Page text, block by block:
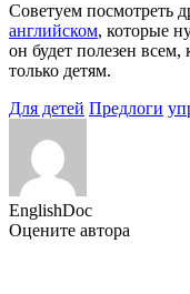
Советуем посмотреть
английском, которые
он будет полезен всем,
только детям.
Для детей Предлоги
EnglishDoc
Оцените автора